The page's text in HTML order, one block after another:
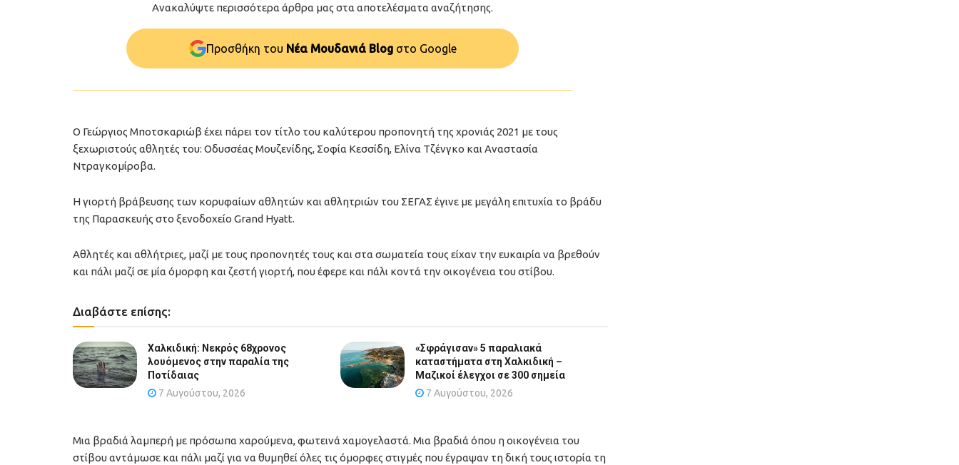
Ανακαλύψτε περισσότερα άρθρα μας στα αποτελέσματα αναζήτησης.
Προσθήκη του Νέα Μουδανιά Blogστo Google
Ο Γεώργιος Μποτσκαριώβ έχει πάρει τον τίτλο του καλύτερου προπονητή της χρονιάς 2021 με τoυς
ξεχωριστούς αθλητές του: Οδυσσέας Μουζενίδης, Σοφία Κεσσίδη, Ελίνα Τζένγκο και Αναστασία
Ντραγκομίροβα.
Η γιορτή βράβευσης των κορυφαίων αθλητών και αθλητριών του ΣΕΓΑΣ έγινε με μεγάλη επιτυχία το βράδυ
της Παρασκευής στο ξενοδοχείο Grand Hyatt.
Αθλητές και αθλήτριες, μαζί με τους προπονητές τους και στα σωματεία τους είχαν την ευκαιρία να βρεθούν
και πάλι μαζί σε μία όμορφη και ζεστή γιορτή, που έφερε και πάλι κοντά την οικογένεια του στίβου.
Διαβάστε επίσης:
Χαλκιδική: Νεκρός 68χρονος
λουόμενος στην παραλία της
Ποτίδαιας
7 Αυγούστου, 2026
«Σφράγισαν» 5 παραλιακά
καταστήματα στη Χαλκιδική –
Μαζικοί έλεγχοι σε 300 σημεία
7 Αυγούστου, 2026
Μια βραδιά λαμπερή με πρόσωπα χαρούμενα, φωτεινά χαμογελαστά. Μια βραδιά όπου η οικογένεια του
στίβου αντάμωσε και πάλι μαζί για να θυμηθεί όλες τις όμορφες στιγμές που έγραψαν τη δική τους ιστορία τη